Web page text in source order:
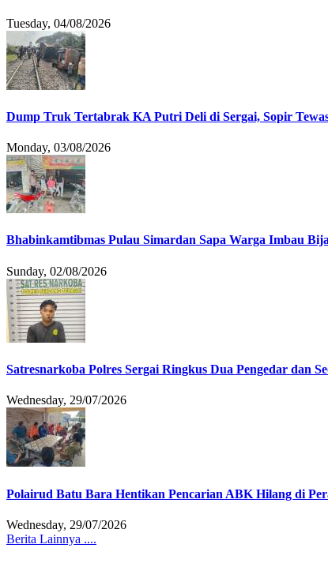
Tuesday, 04/08/2026
Dump Truk Tertabrak KA Putri Deli di Sergai, Sopir
Monday, 03/08/2026
Bhabinkamtibmas Pulau Simardan Sapa Warga Imbau
Sunday, 02/08/2026
Satresnarkoba Polres Sergai Ringkus Dua Pengedar dan
Wednesday, 29/07/2026
Polairud Batu Bara Hentikan Pencarian ABK Hilang di
Wednesday, 29/07/2026
Berita Lainnya ....